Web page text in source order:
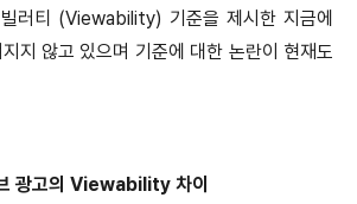
러티 (Viewability) 기준을 제시한 지금에
지 않고 있으며 기준에 대한 논란이 현재도
광고의 Viewability 차이